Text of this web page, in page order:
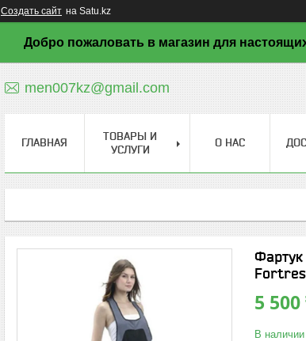
Создать сайт на Satu.kz
Добро пожаловать в магазин для
men007kz@gmail.com
ГЛАВНАЯ
ТОВАРЫ И
УСЛУГИ
О НАС
5 500
В наличии